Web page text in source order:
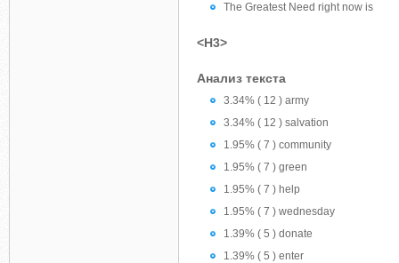
The Greatest Need right now is
<H3>
Анализ текста
3.34% ( 12 ) army
3.34% ( 12 ) salvation
1.95% ( 7 ) community
1.95% ( 7 ) green
1.95% ( 7 ) help
1.95% ( 7 ) wednesday
1.39% ( 5 ) donate
1.39% ( 5 ) enter